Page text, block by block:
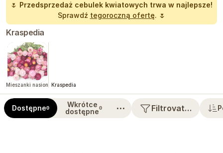
🌷 Przedsprzedaż cebulek kwiatowych trwa w najlepsze!
Sprawdź tegoroczną ofertę. 🌷
Kraspedia
Mieszanki nasion Kraspedia
Dostępne0
Wkrótce
dostępne0 ⋯ Filtrovat…